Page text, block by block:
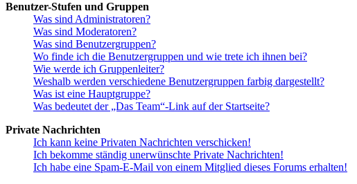
Benutzer-Stufen und Gruppen
Was sind Administratoren?
Was sind Moderatoren?
Was sind Benutzergruppen?
Wo finde ich die Benutzergruppen und wie trete ich ihnen bei?
Wie werde ich Gruppenleiter?
Weshalb werden verschiedene Benutzergruppen farbig dargestellt?
Was ist eine Hauptgruppe?
Was bedeutet der „Das Team“-Link auf der Startseite?
Private Nachrichten
Ich kann keine Privaten Nachrichten verschicken!
Ich bekomme ständig unerwünschte Private Nachrichten!
Ich habe eine Spam-E-Mail von einem Mitglied dieses Forums erhalten!